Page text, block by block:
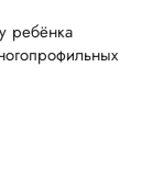
ребёнка